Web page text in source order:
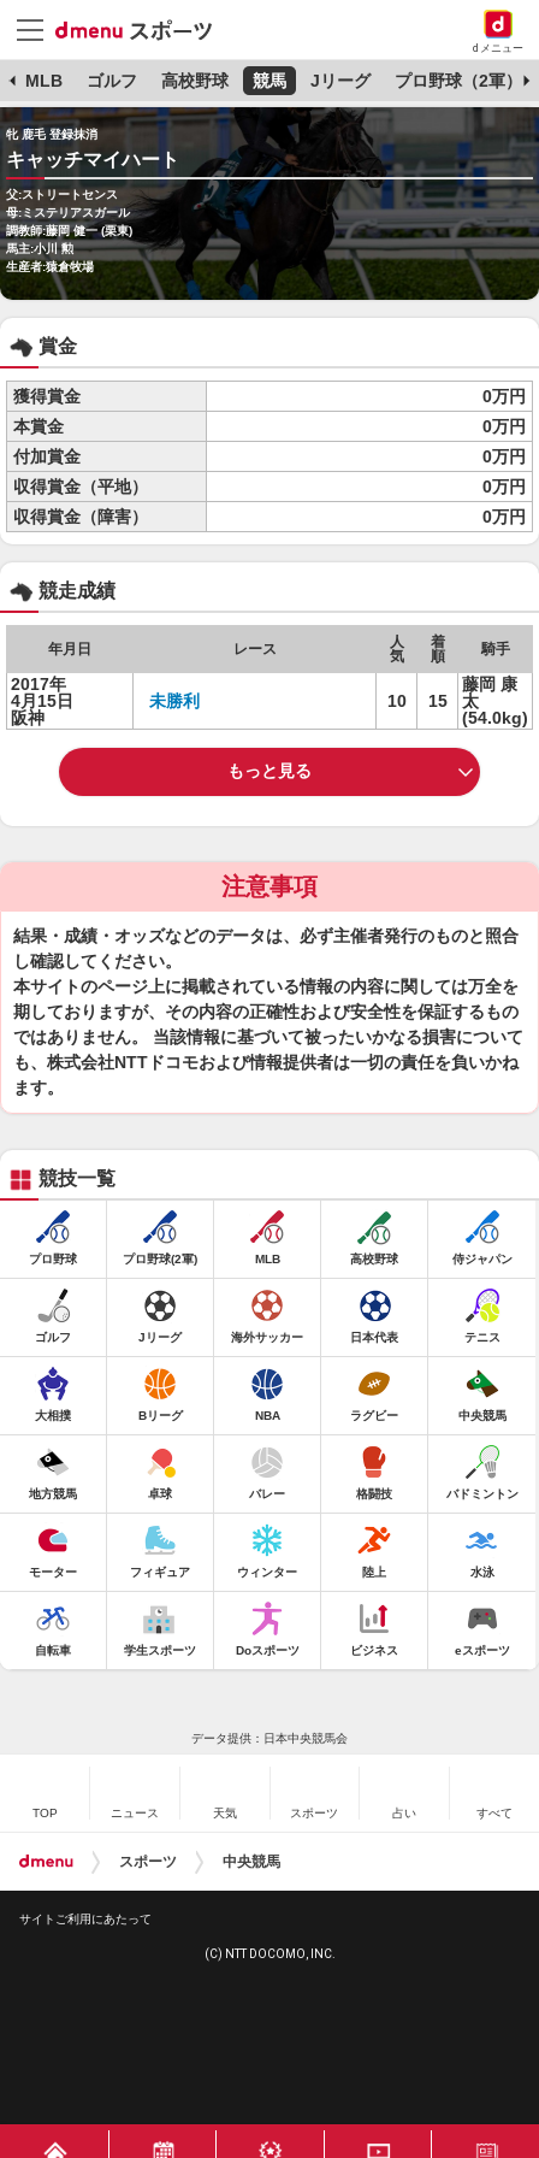
dメニュー
MLB ゴルフ 高校野球 競馬 Jリーグ プロ野球（2軍）
牝 鹿毛 登録抹消
キャッチマイハート
父:ストリートセンス
母:ミステリアスガール
調教師:藤岡 健一 (栗東)
馬主:小川 勲
生産者:猿倉牧場
賞金
獲得賞金
0万円
本賞金
0万円
付加賞金
0万円
収得賞金（平地）
0万円
収得賞金（障害）
0万円
競走成績
年月日 レース
人
気
着
順
騎手
2017年
4月15日
阪神
未勝利 10 15
藤岡 康
太
(54.0kg)
もっと見る
注意事項
結果・成績・オッズなどのデータは、必ず主催者発行のものと照合
し確認してください。
本サイトのページ上に掲載されている情報の内容に関しては万全を
期しておりますが、その内容の正確性および安全性を保証するもの
ではありません。 当該情報に基づいて被ったいかなる損害について
も、株式会社NTTドコモおよび情報提供者は一切の責任を負いかね
ます。
競技一覧
プロ野球 プロ野球(2軍) MLB 高校野球 侍ジャパン
ゴルフ Jリーグ 海外サッカー 日本代表 テニス
大相撲 Bリーグ NBA ラグビー 中央競馬
地方競馬 卓球 バレー 格闘技 バドミントン
モーター フィギュア ウィンター 陸上 水泳
自転車 学生スポーツ Doスポーツ ビジネス eスポーツ
データ提供：日本中央競馬会
TOP ニュース 天気 スポーツ 占い すべて
スポーツ 中央競馬
サイトご利用にあたって
(C) NTT DOCOMO, INC.